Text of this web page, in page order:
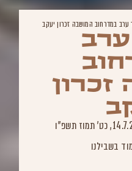
ערב במדרחוב המושבה זכרון יעקב
ערב
זכרון
בשבילנו